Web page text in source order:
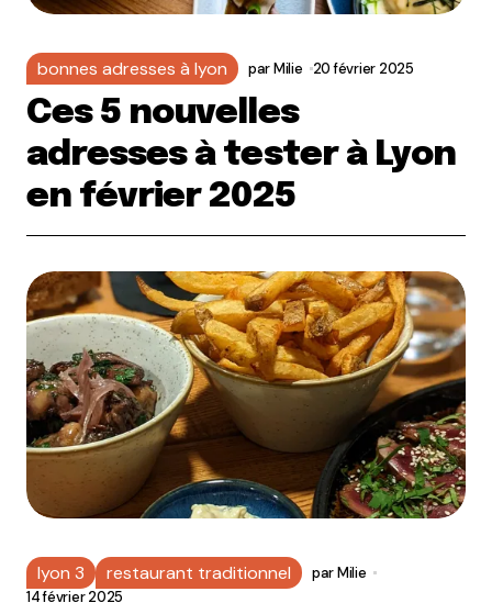
bonnes adresses à lyon parMilie 20 février 2025
Ces 5 nouvelles
adresses à tester à Lyon
en février 2025
lyon 3 restaurant traditionnel parMilie
14 février 2025